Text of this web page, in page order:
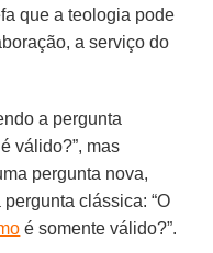
que a teologia pode
a serviço do
a pergunta
é válido?”, mas
pergunta nova,
clássica: “O
é somente válido?”.